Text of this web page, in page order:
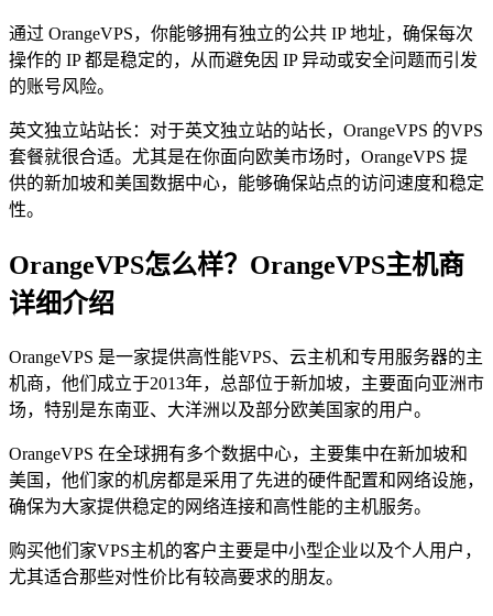
通过 OrangeVPS，你能够拥有独立的公共 IP 地址，确保每次
操作的 IP 都是稳定的，从而避免因 IP 异动或安全问题而引发
的账号风险。
英文独立站站长：对于英文独立站的站长，OrangeVPS 的VPS
套餐就很合适。尤其是在你面向欧美市场时，OrangeVPS 提
供的新加坡和美国数据中心，能够确保站点的访问速度和稳定
性。
OrangeVPS怎么样？OrangeVPS主机商
详细介绍
OrangeVPS 是一家提供高性能VPS、云主机和专用服务器的主
机商，他们成立于2013年，总部位于新加坡，主要面向亚洲市
场，特别是东南亚、大洋洲以及部分欧美国家的用户。
OrangeVPS 在全球拥有多个数据中心，主要集中在新加坡和
美国，他们家的机房都是采用了先进的硬件配置和网络设施，
确保为大家提供稳定的网络连接和高性能的主机服务。
购买他们家VPS主机的客户主要是中小型企业以及个人用户，
尤其适合那些对性价比有较高要求的朋友。